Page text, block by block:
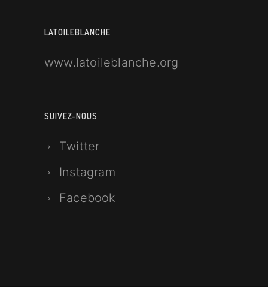
LATOILEBLANCHE
www.latoileblanche.org
SUIVEZ-NOUS
Twitter
Instagram
Facebook